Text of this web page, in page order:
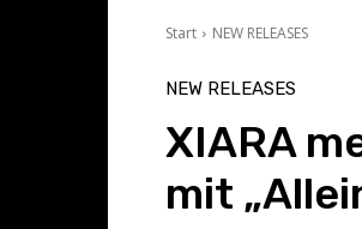
Start NEW RELEASES
NEW RELEASES
XIARA
mit